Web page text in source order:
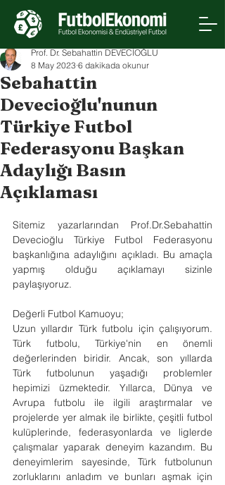
Sebahattin
Devecioğlu'nunun
Türkiye Futbol
Federasyonu Başkan
Adaylığı Basın
Açıklaması
Prof. Dr. Sebahattin DEVECİOĞLU
8 May 2023 6 dakikada okunur
Sitemiz yazarlarından Prof.Dr.Sebahattin
Devecioğlu Türkiye Futbol Federasyonu
başkanlığına adaylığını açıkladı. Bu amaçla
yapmış olduğu açıklamayı sizinle
paylaşıyoruz.
Değerli Futbol Kamuoyu;
Uzun yıllardır Türk futbolu için çalışıyorum.
Türk futbolu, Türkiye'nin en önemli
değerlerinden biridir. Ancak, son yıllarda
Türk futbolunun yaşadığı problemler
hepimizi üzmektedir. Yıllarca, Dünya ve
Avrupa futbolu ile ilgili araştırmalar ve
projelerde yer almak ile birlikte, çeşitli futbol
kulüplerinde, federasyonlarda ve liglerde
çalışmalar yaparak deneyim kazandım. Bu
deneyimlerim sayesinde, Türk futbolunun
zorluklarını anladım ve bunları aşmak için